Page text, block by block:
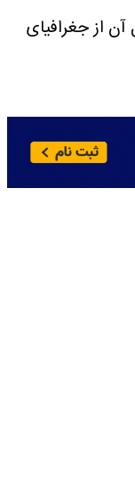
از جغرافیای